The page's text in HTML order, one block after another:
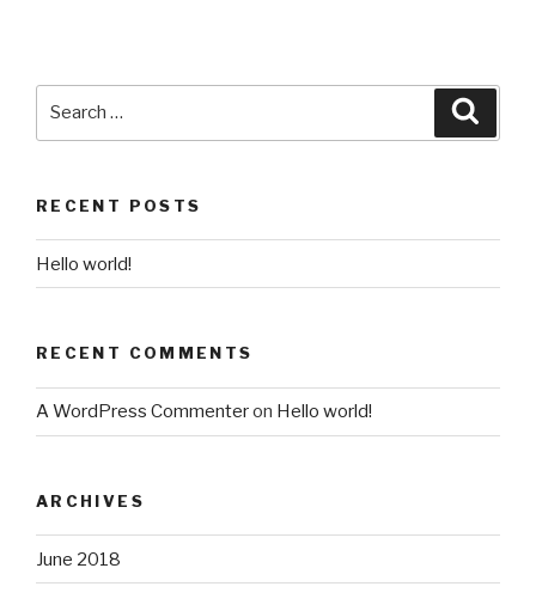
RECENT POSTS
Hello world!
RECENT COMMENTS
A WordPress Commenteron Hello world!
ARCHIVES
June 2018